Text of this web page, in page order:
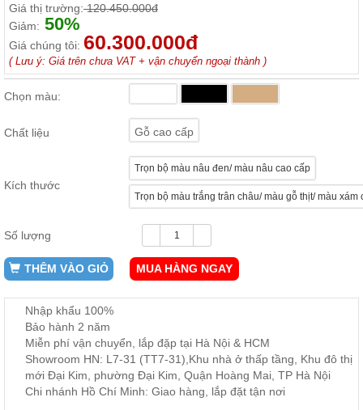
Nội
Phòng
Ăn
ăn,
kệ
Nội
Công,
Bàn
ghế
Phụ
Kiện
Giá thị trường:120.450.000đ
Giảm: 50%
Giá chúng tôi: 60.300.000đ
( Lưu ý: Giá trên chưa VAT + vận chuyển ngoại thành )
Chọn màu:
Chất liệu Gỗ cao cấp
Kích thước
Trọn bộ màu nâu đen/ màu nâu cao cấp
Trọn bộ màu trắng trân châu/ màu gỗ thịt/ màu xám
Số lượng
THÊM VÀO GIỎ MUA HÀNG NGAY
Nhập khẩu 100%
Bảo hành 2 năm
Miễn phí vận chuyển, lắp đặp tại Hà Nội & HCM
Showroom HN: L7-31 (TT7-31),Khu nhà ở thấp tầng, Khu đô thị
mới Đại Kim, phường Đại Kim, Quận Hoàng Mai, TP Hà Nội
Chi nhánh Hồ Chí Minh: Giao hàng, lắp đặt tận nơi